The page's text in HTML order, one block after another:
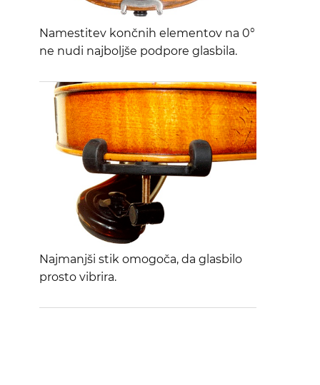
Namestitev končnih elementov na 0°
ne nudi najboljše podpore glasbila.
Najmanjši stik omogoča, da glasbilo
prosto vibrira.